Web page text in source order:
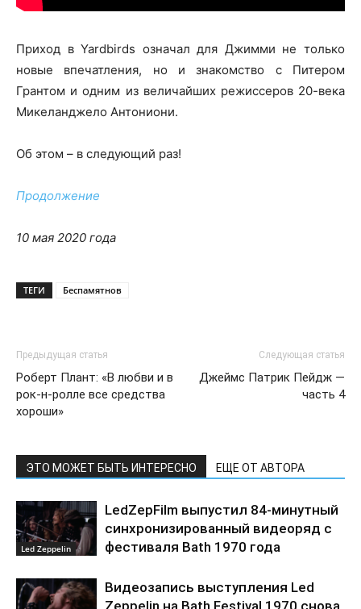
Приход в Yardbirds означал для Джимми не только
новые впечатления, но и знакомство с Питером
Грантом и одним из величайших режиссеров 20-века
Микеланджело Антониони.
Об этом – в следующий раз!
Продолжение
10 мая 2020 года
ТЕГИ Беспамятнов
Предыдущая статья
Роберт Плант: «В любви и в
рок-н-ролле все средства
хороши»
Следующая статья
Джеймс Патрик Пейдж —
часть 4
ЭТО МОЖЕТ БЫТЬ ИНТЕРЕСНО ЕЩЕ ОТ АВТОРА
Led Zeppelin
LedZepFilm выпустил 84-минутный
синхронизированный видеоряд с
фестиваля Bath 1970 года
Видеозапись выступления Led
Zeppelin на Bath Festival 1970 снова